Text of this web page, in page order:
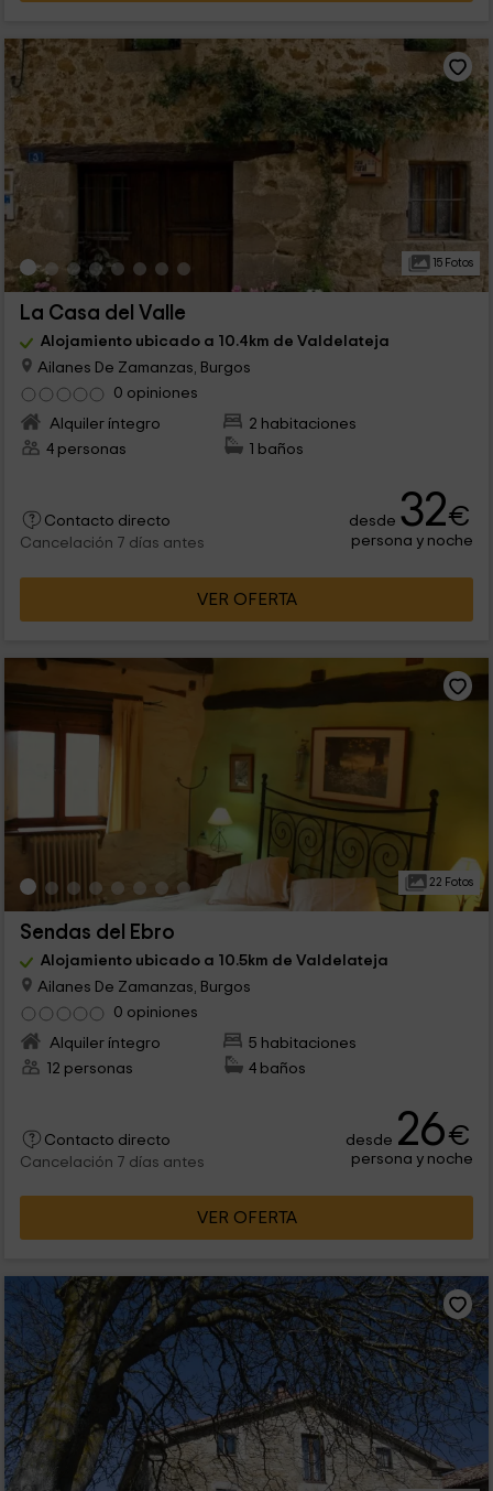
15 Fotos
La Casa del Valle
Alojamiento ubicado a 10.4km de Valdelateja
Ailanes De Zamanzas, Burgos
0 opiniones
Alquiler íntegro
2 habitaciones
4 personas
1 baños
Contacto directo
Cancelación 7 días antes
desde 32€
persona y noche
VER OFERTA
22 Fotos
Sendas del Ebro
Alojamiento ubicado a 10.5km de Valdelateja
Ailanes De Zamanzas, Burgos
0 opiniones
Alquiler íntegro
5 habitaciones
12 personas
4 baños
Contacto directo
Cancelación 7 días antes
desde 26€
persona y noche
VER OFERTA